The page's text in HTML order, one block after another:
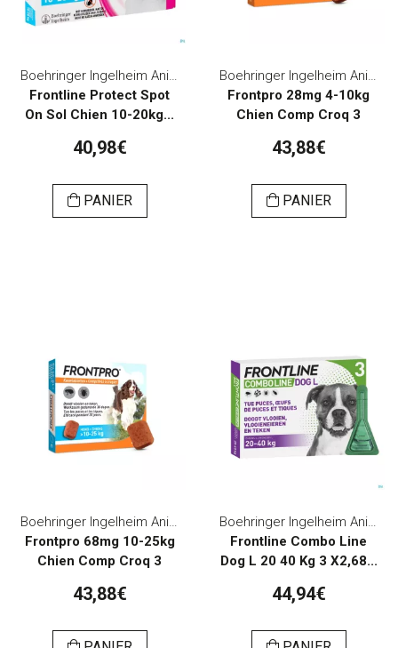
Boehringer Ingelheim Animal Health Belgium
Frontline Protect Spot
On Sol Chien 10-20kg...
40,98€
PANIER
Boehringer Ingelheim Animal Health Belgium
Frontpro 28mg 4-10kg
Chien Comp Croq 3
43,88€
PANIER
Boehringer Ingelheim Animal Health Belgium
Frontpro 68mg 10-25kg
Chien Comp Croq 3
43,88€
Boehringer Ingelheim Animal Health Belgium
Frontline Combo Line
Dog L 20 40 Kg 3 X2,68...
44,94€